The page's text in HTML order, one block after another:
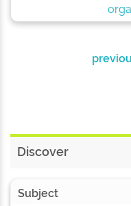
Discover
Subject